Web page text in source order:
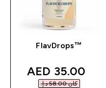
™FlavDrops
price
35.00 AED‎
كان ‏58.00 د.إ.‏‎